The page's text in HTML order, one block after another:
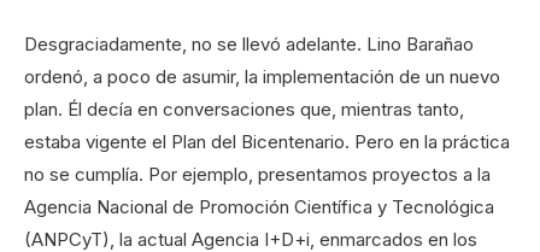
Desgraciadamente, no se llevó adelante. Lino Barañao
ordenó, a poco de asumir, la implementación de un nuevo
plan. Él decía en conversaciones que, mientras tanto,
estaba vigente el Plan del Bicentenario. Pero en la práctica
no se cumplía. Por ejemplo, presentamos proyectos a la
Agencia Nacional de Promoción Científica y Tecnológica
(ANPCyT), la actual Agencia I+D+i, enmarcados en los